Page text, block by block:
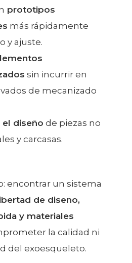
prototipos
más rápidamente
y ajuste.
sin incurrir en
de mecanizado
el diseño de piezas no
y carcasas.
encontrar un sistema
de diseño,
y materiales
la calidad ni
del exoesqueleto.